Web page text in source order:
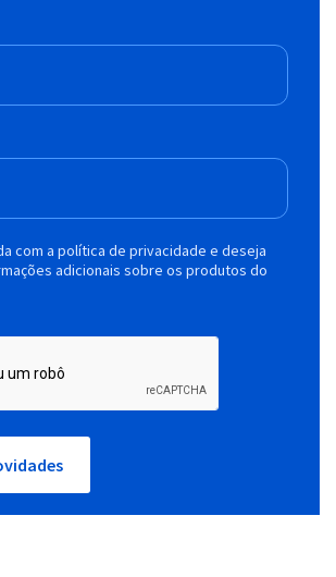
com a política de privacidade e deseja
adicionais sobre os produtos do